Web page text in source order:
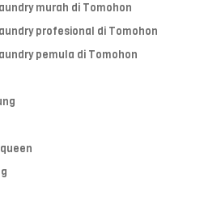
murah di Tomohon
profesional di Tomohon
pemula di Tomohon